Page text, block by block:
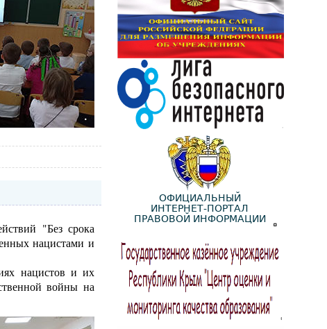
"Без срока
нацистами и
нацистов и их
войны на